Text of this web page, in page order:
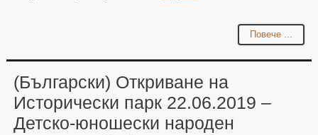
Повече ...
(Български) Откриване на
Исторически парк 22.06.2019 –
Детско-юношески народен